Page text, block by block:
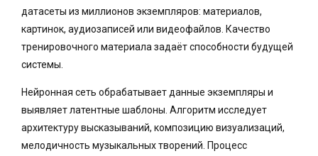
датасеты из миллионов экземпляров: материалов,
картинок, аудиозаписей или видеофайлов. Качество
тренировочного материала задаёт способности будущей
системы.
Нейронная сеть обрабатывает данные экземпляры и
выявляет латентные шаблоны. Алгоритм исследует
архитектуру высказываний, композицию визуализаций,
мелодичность музыкальных творений. Процесс